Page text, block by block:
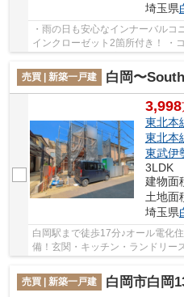
埼玉県
・雨の日も安心なインナーバルコ
インクローゼット2箇所付き！ ・
徒歩圏内！ 経験豊富なキャリ
売買 | 新築一戸建
白岡〜South
3,998
東北本
東北本
東武伊
3LDK
建物面
土地面
埼玉県
白岡駅まで徒歩17分♪オール電化
備！玄関・キッチン・ランドリー
売買 | 新築一戸建
白岡市白岡